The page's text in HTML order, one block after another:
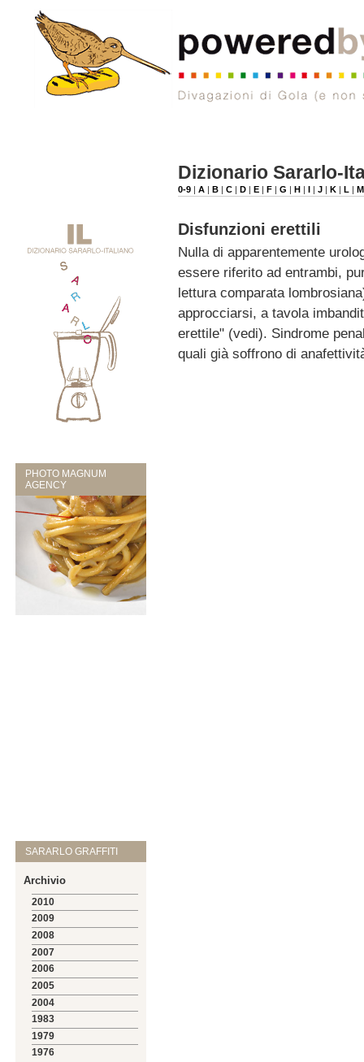
PHOTO MAGNUM
AGENCY
SARARLO GRAFFITI
Archivio
2010
2009
2008
2007
2006
2005
2004
1983
1979
1976
Dizionario Sararlo-
0-9 |A |B |C |D |E |F |G |H |I |J |K |L |M
Disfunzioni erettili
Nulla di apparentemente
essere riferito ad entrambi,
lettura comparata
approcciarsi, a tavola
erettile" (vedi). Sindrome
quali già soffrono di